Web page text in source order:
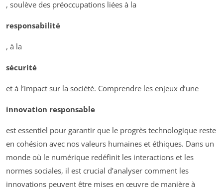
, soulève des préoccupations liées à la
responsabilité
, à la
sécurité
et à l’impact sur la société. Comprendre les enjeux d’une
innovation responsable
est essentiel pour garantir que le progrès technologique reste
en cohésion avec nos valeurs humaines et éthiques. Dans un
monde où le numérique redéfinit les interactions et les
normes sociales, il est crucial d’analyser comment les
innovations peuvent être mises en œuvre de manière à